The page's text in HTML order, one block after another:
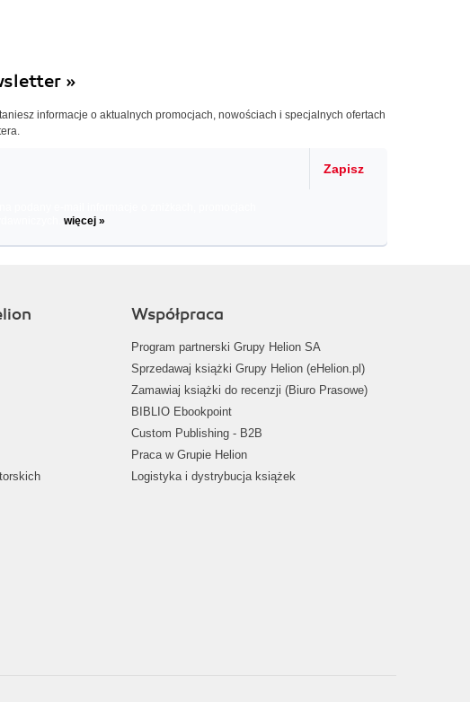
»
informacje o aktualnych promocjach, nowościach i specjalnych ofertach
Zapisz
więcej »
Współpraca
Program partnerski Grupy Helion SA
Sprzedawaj książki Grupy Helion (eHelion.pl)
Zamawiaj książki do recenzji (Biuro Prasowe)
BIBLIO Ebookpoint
Custom Publishing - B2B
Praca w Grupie Helion
Logistyka i dystrybucja książek